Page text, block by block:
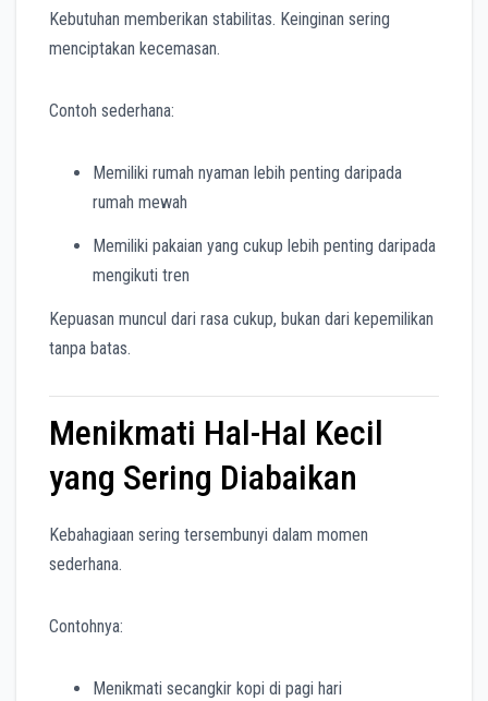
Kebutuhan memberikan stabilitas. Keinginan sering
menciptakan kecemasan.
Contoh sederhana:
Memiliki rumah nyaman lebih penting daripada
rumah mewah
Memiliki pakaian yang cukup lebih penting daripada
mengikuti tren
Kepuasan muncul dari rasa cukup, bukan dari kepemilikan
tanpa batas.
Menikmati Hal-Hal Kecil
yang Sering Diabaikan
Kebahagiaan sering tersembunyi dalam momen
sederhana.
Contohnya:
Menikmati secangkir kopi di pagi hari